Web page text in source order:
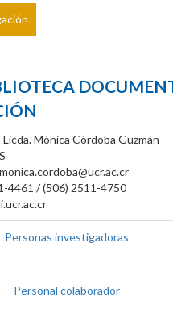
Licda. Mónica Córdoba Guzmán
monica.cordoba@ucr.ac.cr
4461 / (506) 2511-4750
Personas investigadoras
Personal colaborador